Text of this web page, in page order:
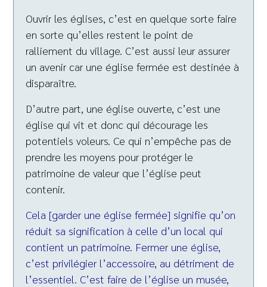
Ouvrir les églises, c’est en quelque sorte faire
en sorte qu’elles restent le point de
ralliement du village. C’est aussi leur assurer
un avenir car une église fermée est destinée à
disparaître.
D’autre part, une église ouverte, c’est une
église qui vit et donc qui décourage les
potentiels voleurs. Ce qui n’empêche pas de
prendre les moyens pour protéger le
patrimoine de valeur que l’église peut
contenir.
Cela [garder une église fermée] signifie qu’on
réduit sa signification à celle d’un local qui
contient un patrimoine. Fermer une église,
c’est privilégier l’accessoire, au détriment de
l’essentiel. C’est faire de l’église un musée,